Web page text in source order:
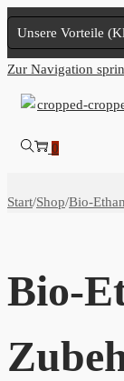
Unsere Vorteile
Zur Navigation
0
Start/Shop/Bio-
Bio-